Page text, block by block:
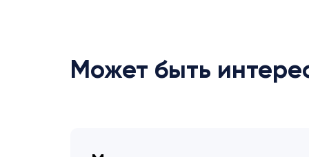
Может быть